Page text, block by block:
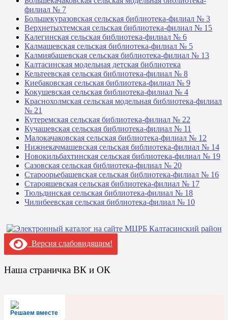
филиал № 7
Большекуразовская сельская библиотека-филиал № 3
Верхнетыхтемская сельская библиотека-филиал № 15
Калегинская сельская библиотека-филиал № 6
Калмашевская сельская библиотека-филиал № 5
Калмиябашевская сельская библиотека-филиал № 13
Калтасинская модельная детская библиотека
Кельтеевская сельская библиотека-филиал № 8
Киебаковская сельская библиотека-филиал № 9
Кокушевская сельская библиотека-филиал № 4
Краснохолмская сельская модельная библиотека-филиал
№ 21
Кутеремская сельская библиотека-филиал № 22
Кучашевская сельская библиотека-филиал № 11
Малокачаковская сельская библиотека-филиал № 12
Нижнекачмашевская сельская библиотека-филиал № 14
Новокильбахтинская сельская библиотека-филиал № 19
Сазовская сельская библиотека-филиал № 20
Староорьебашевская сельская библиотека-филиал № 16
Старояшевская сельская библиотека-филиал № 17
Тюльдинская сельская библиотека-филиал № 18
Чилибеевская сельская библиотека-филиал № 10
Версия слабовидящим!
Наша страничка ВК и ОК
Решаем вместе